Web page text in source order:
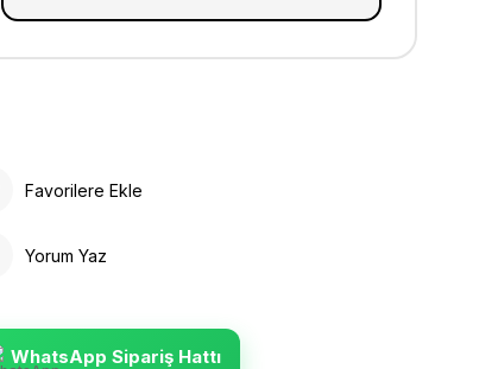
Favorilere Ekle
Yorum Yaz
WhatsApp Sipariş Hattı